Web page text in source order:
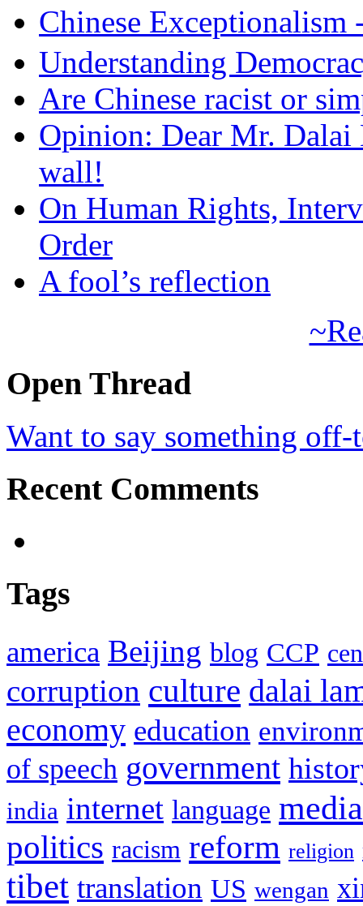
Chinese
Understanding
Are Chinese racist or
Opinion: Dear Mr.
wall!
On Human Rights,
Order
A fool’s reflection
Open Thread
Want to say something
Recent Comments
Tags
america Beijing blog CCP
corruption culture dalai
economy education
of speech government
india internet language media
politics racism reform religion
tibet translation US wengan